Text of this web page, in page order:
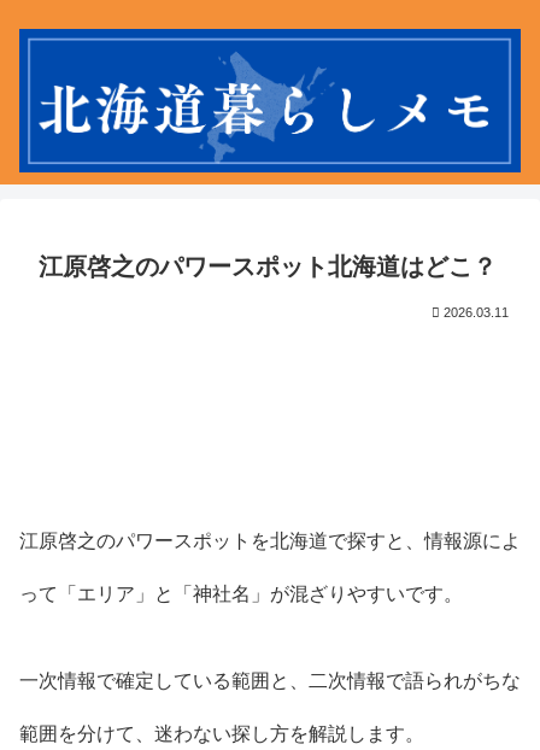
江原啓之のパワースポット北海道はどこ？
2026.03.11
江原啓之のパワースポットを北海道で探すと、情報源によ
って「エリア」と「神社名」が混ざりやすいです。
一次情報で確定している範囲と、二次情報で語られがちな
範囲を分けて、迷わない探し方を解説します。